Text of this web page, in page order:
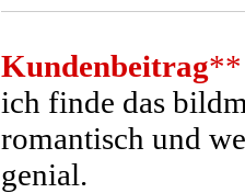
Kundenbeitrag**
ich finde das
romantisch und
genial.